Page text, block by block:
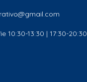
10:30-13:30 | 17:30-20:30